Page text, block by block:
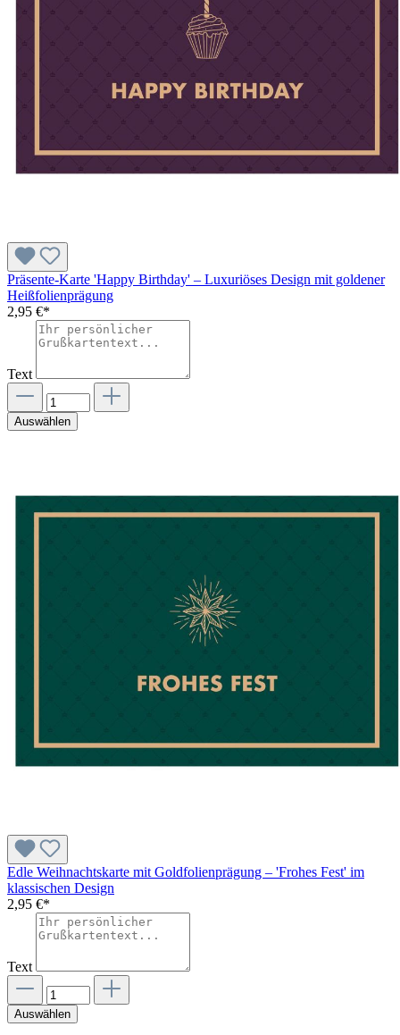
Präsente-Karte 'Happy Birthday' – Luxuriöses Design mit goldener
Heißfolienprägung
2,95 €*
Text
Auswählen
Edle Weihnachtskarte mit Goldfolienprägung – 'Frohes Fest' im
klassischen Design
2,95 €*
Text
Auswählen